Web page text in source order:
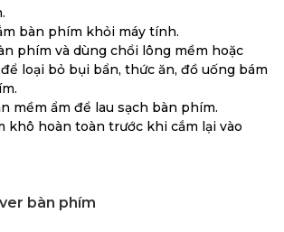
bàn phím khỏi máy tính.
phím và dùng chổi lông mềm hoặc
loại bỏ bụi bẩn, thức ăn, đồ uống bám
mềm ẩm để lau sạch bàn phím.
khô hoàn toàn trước khi cắm lại vào
bàn phím